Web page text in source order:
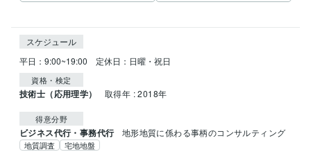
スケジュール
平日：9:00~19:00　定休日：日曜・祝日
資格・検定
技術士（応用理学） 取得年 : 2018年
得意分野
ビジネス代行・事務代行 地形地質に係わる事柄のコンサルティング
地質調査 宅地地盤